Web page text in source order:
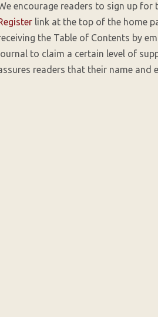
encourage readers to sign up
link at the top of the home
the Table of Contents by
to claim a certain level of
readers that their name and